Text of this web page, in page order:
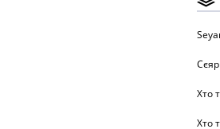
Хто
Хто